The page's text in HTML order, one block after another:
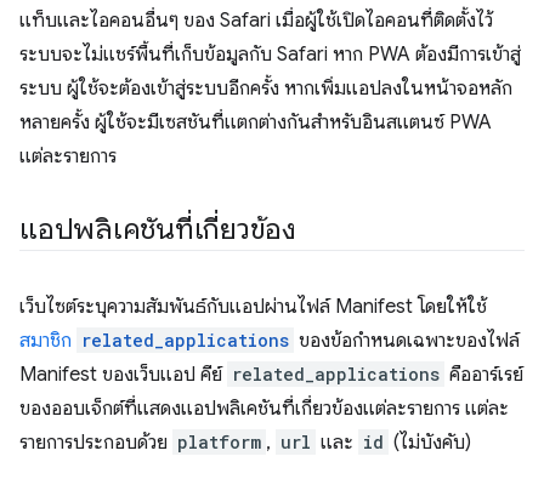
แท็บและไอคอนอื่นๆ ของ Safari เมื่อผู้ใช้เปิดไอคอนที่ติดตั้งไว้
ระบบจะไม่แชร์พื้นที่เก็บข้อมูลกับ Safari หาก PWA ต้องมีการเข้าสู่
ระบบ ผู้ใช้จะต้องเข้าสู่ระบบอีกครั้ง หากเพิ่มแอปลงในหน้าจอหลัก
หลายครั้ง ผู้ใช้จะมีเซสชันที่แตกต่างกันสำหรับอินสแตนซ์ PWA
แต่ละรายการ
แอปพลิเคชันที่เกี่ยวข้อง
เว็บไซต์ระบุความสัมพันธ์กับแอปผ่านไฟล์ Manifest โดยให้ใช้
สมาชิก related_applications ของข้อกำหนดเฉพาะของไฟล์
Manifest ของเว็บแอป คีย์ related_applications คืออาร์เรย์
ของออบเจ็กต์ที่แสดงแอปพลิเคชันที่เกี่ยวข้องแต่ละรายการ แต่ละ
รายการประกอบด้วย platform , url และ id (ไม่บังคับ)